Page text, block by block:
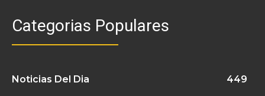
Categorias Populares
Noticias Del Dia 449